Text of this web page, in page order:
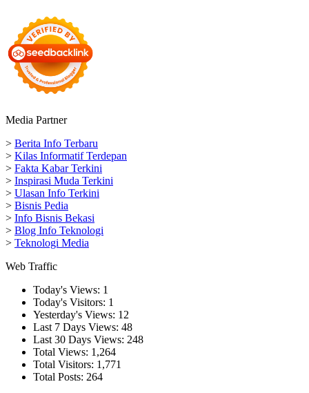
Media Partner
> Berita Info Terbaru
> Kilas Informatif Terdepan
> Fakta Kabar Terkini
> Inspirasi Muda Terkini
> Ulasan Info Terkini
> Bisnis Pedia
> Info Bisnis Bekasi
> Blog Info Teknologi
> Teknologi Media
Web Traffic
Today's Views: 1
Today's Visitors: 1
Yesterday's Views: 12
Last 7 Days Views: 48
Last 30 Days Views: 248
Total Views: 1,264
Total Visitors: 1,771
Total Posts: 264